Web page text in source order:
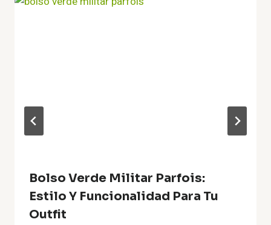
Bolso Verde Militar Parfois:
Estilo Y Funcionalidad Para Tu
Outfit